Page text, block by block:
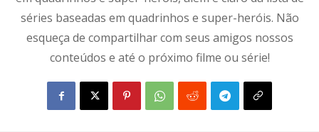
séries baseadas em quadrinhos e super-heróis. Não
esqueça de compartilhar com seus amigos nossos
conteúdos e até o próximo filme ou série!